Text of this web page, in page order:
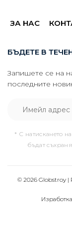
ЗА НАС
БЪДЕТЕ В
Запишете се на
последните
* С натискането
бъдат
© 2026 Globstroy |